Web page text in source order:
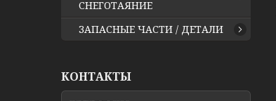
СНЕГОТАЯНИЕ
ЗАПАСНЫЕ ЧАСТИ / ДЕТАЛИ
КОНТАКТЫ